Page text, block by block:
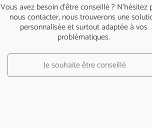
Vous avez besoin d’être conseillé ? N’hésitez
nous contacter, nous trouverons une
personnalisée et surtout adaptée à vos
problématiques.
Je souhaite être conseillé